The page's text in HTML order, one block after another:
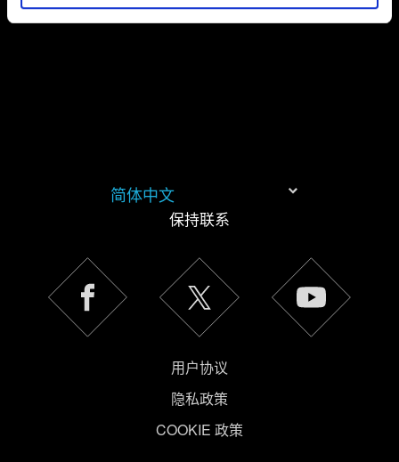
简体中文
保持联系
用户协议
隐私政策
COOKIE 政策